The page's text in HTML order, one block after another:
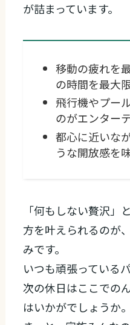
が詰まっています。
移動の疲れを
の時間を最大
飛行機やプー
のがエンター
都心に近いな
うな開放感を
「何もしない贅沢」
方を叶えられるのが
みです。
いつも頑張っている
次の休日はここでの
はいかがでしょうか。